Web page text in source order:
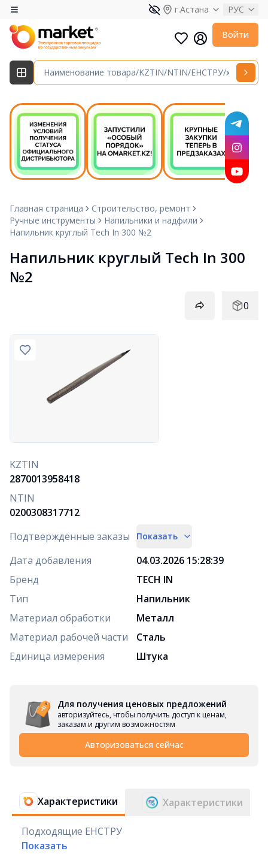
г.Астана РУС
Войти
Главная страница
Строительство, ремонт
Ручные инструменты
Напильники и надфили
Напильник круглый Tech In 300 №2
Напильник круглый Tech In 300
№2
0
KZTIN
2870013958418
NTIN
0200308317712
Подтверждённые заказы
Показать
Дата добавления
04.03.2026 15:28:39
Бренд
TECH IN
Тип
Напильник
Материал обработки
Металл
Материал рабочей части
Сталь
Единица измерения
Штука
Для получения ценовых предложений
авторизуйтесь, чтобы получить доступ к ценам,
заказам и другим возможностям
Авторизоваться сейчас
Характеристики Характеристики
Подходящие ЕНСТРУ
Показать